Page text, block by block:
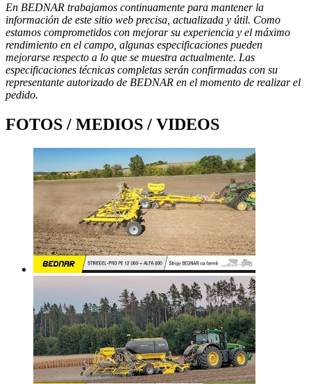
En BEDNAR trabajamos continuamente para mantener la
información de este sitio web precisa, actualizada y útil. Como
estamos comprometidos con mejorar su experiencia y el máximo
rendimiento en el campo, algunas especificaciones pueden
mejorarse respecto a lo que se muestra actualmente. Las
especificaciones técnicas completas serán confirmadas con su
representante autorizado de BEDNAR en el momento de realizar el
pedido.
FOTOS / MEDIOS / VIDEOS